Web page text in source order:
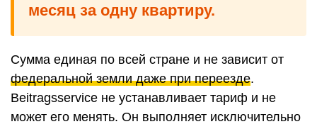
месяц за одну квартиру.
Сумма единая по всей стране и не зависит от
федеральной земли даже при переезде.
Beitragsservice не устанавливает тариф и не
может его менять. Он выполняет исключительно